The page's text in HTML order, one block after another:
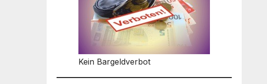
Kein Bargeldverbot